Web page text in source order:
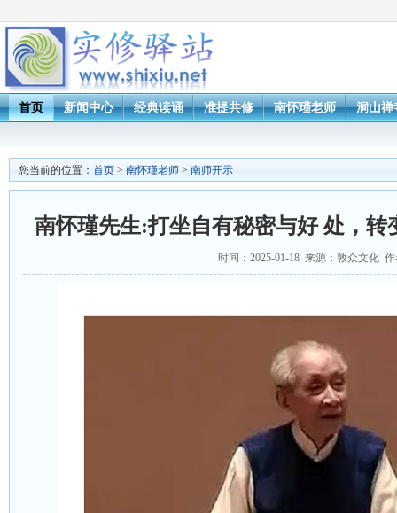
首页 新闻中心 经典读诵 准提共修 南怀瑾老师 洞山禅
您当前的位置： 首页 > 南怀瑾老师 > 南师开示
南怀瑾先生:打坐自有秘密与好 处，转
时间：2025-01-18 来源：敦众文化